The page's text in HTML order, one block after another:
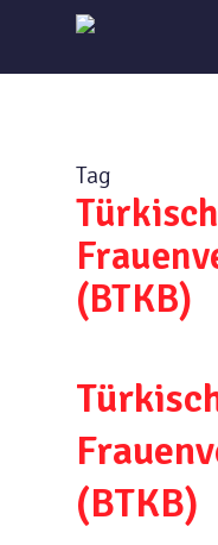
main
Tag
(BTKB)
(BTKB)